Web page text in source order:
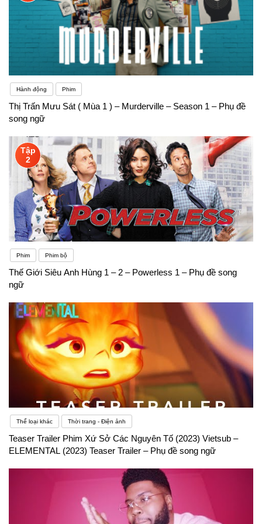
Hành động Phim
Thị Trấn Mưu Sát ( Mùa 1 ) – Murderville – Season 1 – Phụ đề
song ngữ
Tập
2
Phim Phim bộ
Thế Giới Siêu Anh Hùng 1 – 2 – Powerless 1 – Phụ đề song
ngữ
Thể loại khác Thời trang - Điện ảnh
Teaser Trailer Phim Xứ Sở Các Nguyên Tố (2023) Vietsub –
ELEMENTAL (2023) Teaser Trailer – Phụ đề song ngữ